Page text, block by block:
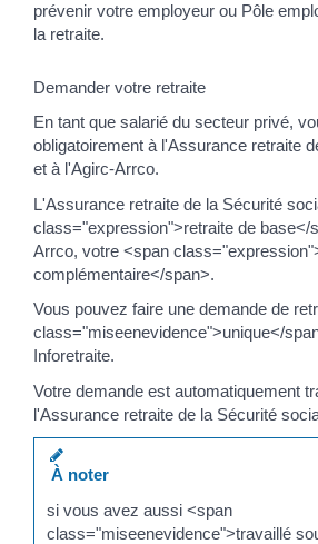
prévenir votre employeur ou Pôle
la retraite.
Demander votre retraite
En tant que salarié du secteur privé,
obligatoirement à l'Assurance retraite
et à l'Agirc-Arrco.
L'Assurance retraite de la Sécurité
class="expression">retraite de base</
Arrco, votre <span
complémentaire</span>.
Vous pouvez faire une demande de
class="miseenevidence">unique</
Inforetraite.
Votre demande est automatiquement
l'Assurance retraite de la Sécurité
À noter
si vous avez aussi <span
class="miseenevidence">travaillé